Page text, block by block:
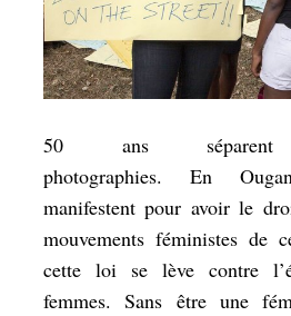
50 ans
photographies. En
manifestent pour avoir le
mouvements féministes de
cette loi se lève contre
femmes. Sans être une